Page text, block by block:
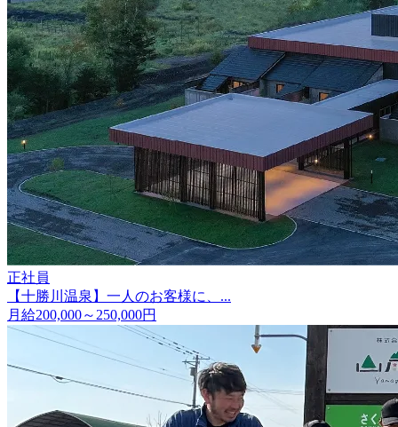
正社員
【十勝川温泉】一人のお客様に、...
月給200,000～250,000円